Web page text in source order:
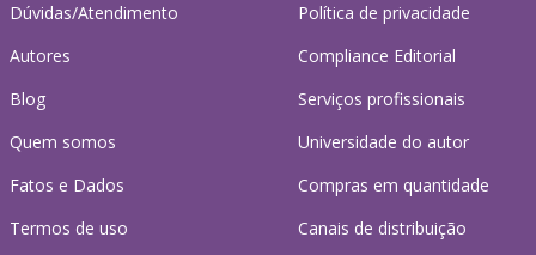
Dúvidas/Atendimento
Autores
Blog
Quem somos
Fatos e Dados
Termos de uso
Política de privacidade
Compliance Editorial
Serviços profissionais
Universidade do autor
Compras em quantidade
Canais de distribuição